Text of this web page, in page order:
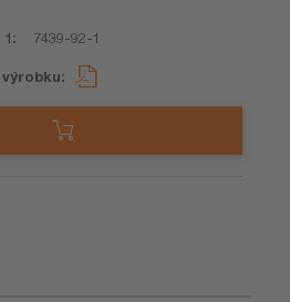
7439-92-1